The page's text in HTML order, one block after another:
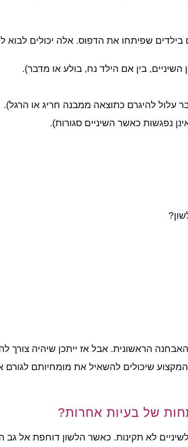
שפיתחו את הדפוס. אלה יכולים לבוא
השיניים, בין אם הילד נח, בולע או מדבר).
עלול להיגרם כתוצאה ממבנה חריג או הרגל).
נפגשות כאשר השיניים סגורות).
הראשונית. אבל אז ייתכן שיהיה צורך
המקצוע שיכולים להשאיל את מומחיותם
של בעיות אחרות?
לא תקינות. כאשר הלשון דוחפת אל גב